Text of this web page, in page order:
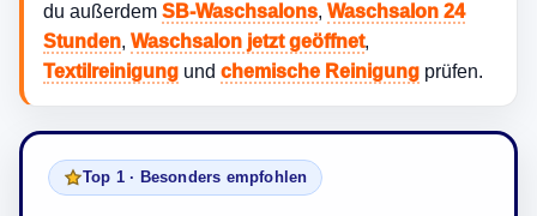
du außerdem SB-Waschsalons, Waschsalon 24
Stunden, Waschsalon jetzt geöffnet,
Textilreinigung und chemische Reinigung prüfen.
Top 1 · Besonders empfohlen